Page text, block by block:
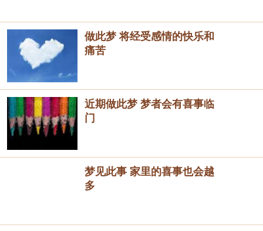
做此梦 将经受感情的快乐和
痛苦
近期做此梦 梦者会有喜事临
门
梦见此事 家里的喜事也会越
多